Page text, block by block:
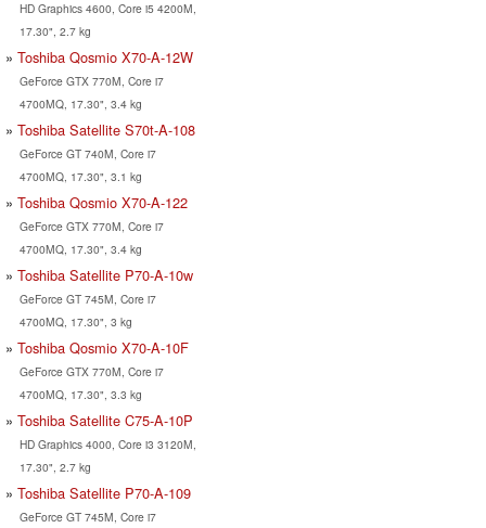
HD Graphics 4600, Core i5 4200M,
17.30", 2.7 kg
Toshiba Qosmio X70-A-12W
GeForce GTX 770M, Core i7
4700MQ, 17.30", 3.4 kg
Toshiba Satellite S70t-A-108
GeForce GT 740M, Core i7
4700MQ, 17.30", 3.1 kg
Toshiba Qosmio X70-A-122
GeForce GTX 770M, Core i7
4700MQ, 17.30", 3.4 kg
Toshiba Satellite P70-A-10w
GeForce GT 745M, Core i7
4700MQ, 17.30", 3 kg
Toshiba Qosmio X70-A-10F
GeForce GTX 770M, Core i7
4700MQ, 17.30", 3.3 kg
Toshiba Satellite C75-A-10P
HD Graphics 4000, Core i3 3120M,
17.30", 2.7 kg
Toshiba Satellite P70-A-109
GeForce GT 745M, Core i7